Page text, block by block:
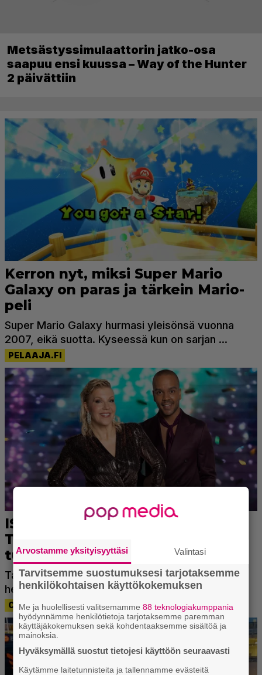
Metsästyssimulaattorin jatko-osa
saapuu ensi kuussa – Way of the Hunter
2 päivättiin
Arvostamme yksityisyyttäsi Valintasi
Tarvitsemme suostumuksesi tarjotaksemme
henkilökohtaisen käyttökokemuksen
Me ja huolellisesti valitsemamme88 teknologiakumppania
hyödynnämme henkilötietoja tarjotaksemme paremman
käyttäjäkokemuksen sekä kohdentaaksemme sisältöä ja
mainoksia.
Hyväksymällä suostut tietojesi käyttöön seuraavasti
Käytämme laitetunnisteita ja tallennamme evästeitä